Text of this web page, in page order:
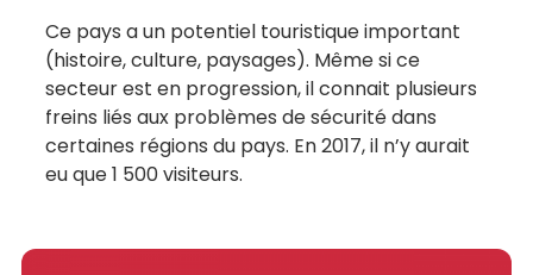
Ce pays a un potentiel touristique important
(histoire, culture, paysages). Même si ce
secteur est en progression, il connait plusieurs
freins liés aux problèmes de sécurité dans
certaines régions du pays. En 2017, il n’y aurait
eu que 1 500 visiteurs.